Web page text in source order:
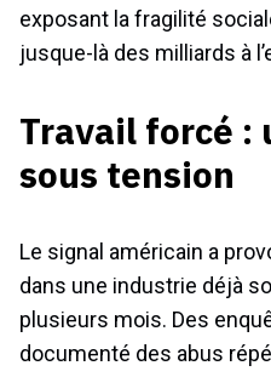
exposant la fragilité
jusque-là des milliards à
Travail forcé :
sous tension
Le signal américain a
dans une industrie déjà
plusieurs mois. Des
documenté des abus